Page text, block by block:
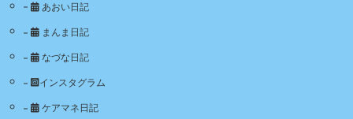
あおい日記
まんま日記
なづな日記
インスタグラム
ケアマネ日記